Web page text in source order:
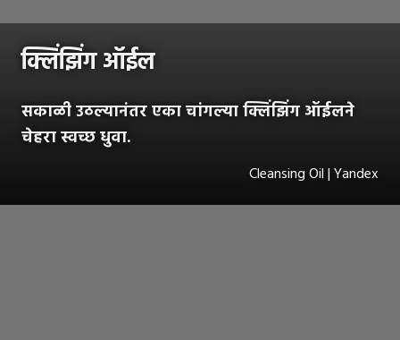
क्लिंझिंग ऑईल
सकाळी उठल्यानंतर एका चांगल्या क्लिंझिंग ऑईलने
चेहरा स्वच्छ धुवा.
Cleansing Oil | Yandex